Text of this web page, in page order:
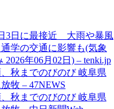
3日に最接近 大雨や暴風
学の交通に影響も(気象
年06月02日) – tenki.jp
、秋までのびのび 岐阜県
牧 – 47NEWS
、秋までのびのび 岐阜県